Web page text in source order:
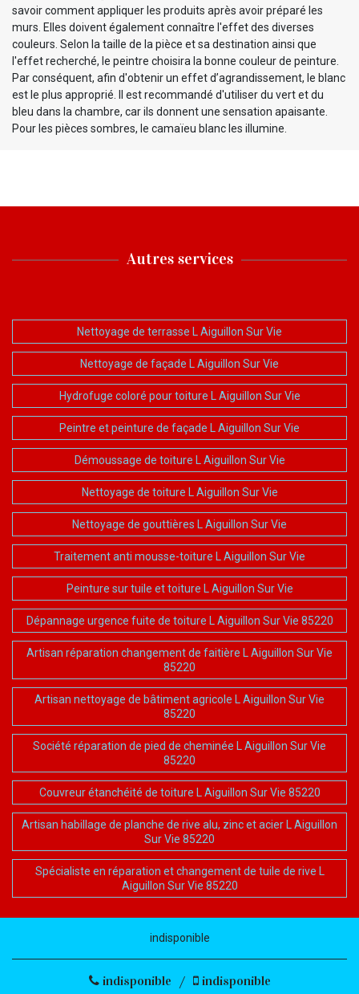
savoir comment appliquer les produits après avoir préparé les
murs. Elles doivent également connaître l'effet des diverses
couleurs. Selon la taille de la pièce et sa destination ainsi que
l'effet recherché, le peintre choisira la bonne couleur de peinture.
Par conséquent, afin d'obtenir un effet d’agrandissement, le blanc
est le plus approprié. Il est recommandé d'utiliser du vert et du
bleu dans la chambre, car ils donnent une sensation apaisante.
Pour les pièces sombres, le camaïeu blanc les illumine.
Autres services
Nettoyage de terrasse L Aiguillon Sur Vie
Nettoyage de façade L Aiguillon Sur Vie
Hydrofuge coloré pour toiture L Aiguillon Sur Vie
Peintre et peinture de façade L Aiguillon Sur Vie
Démoussage de toiture L Aiguillon Sur Vie
Nettoyage de toiture L Aiguillon Sur Vie
Nettoyage de gouttières L Aiguillon Sur Vie
Traitement anti mousse-toiture L Aiguillon Sur Vie
Peinture sur tuile et toiture L Aiguillon Sur Vie
Dépannage urgence fuite de toiture L Aiguillon Sur Vie 85220
Artisan réparation changement de faitière L Aiguillon Sur Vie
85220
Artisan nettoyage de bâtiment agricole L Aiguillon Sur Vie
85220
Société réparation de pied de cheminée L Aiguillon Sur Vie
85220
Couvreur étanchéité de toiture L Aiguillon Sur Vie 85220
Artisan habillage de planche de rive alu, zinc et acier L Aiguillon
Sur Vie 85220
Spécialiste en réparation et changement de tuile de rive L
Aiguillon Sur Vie 85220
indisponible
indisponible / indisponible